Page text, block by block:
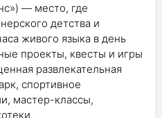
— место, где
детства и
живого языка в день
проекты, квесты и игры
развлекательная
спортивное
мастер-классы,